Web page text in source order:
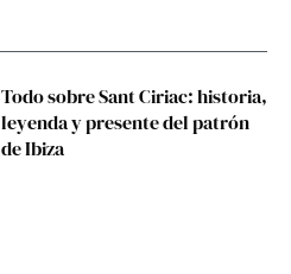
Todo sobre Sant Ciriac: historia,
leyenda y presente del patrón
de Ibiza